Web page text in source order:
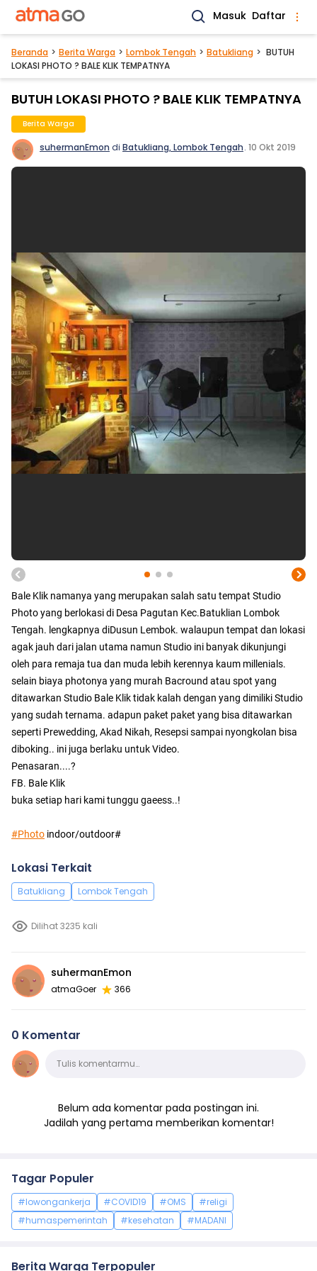
Masuk Daftar
Beranda Berita Warga Lombok Tengah Batukliang
BUTUH
LOKASI PHOTO ? BALE KLIK TEMPATNYA
BUTUH LOKASI PHOTO ? BALE KLIK TEMPATNYA
Berita Warga
suhermanEmon di Batukliang, Lombok Tengah. 10 Okt 2019
Bale Klik namanya yang merupakan salah satu tempat Studio
Photo yang berlokasi di Desa Pagutan Kec.Batuklian Lombok
Tengah. lengkapnya diDusun Lembok. walaupun tempat dan lokasi
agak jauh dari jalan utama namun Studio ini banyak dikunjungi
oleh para remaja tua dan muda lebih kerennya kaum millenials.
selain biaya photonya yang murah Bacround atau spot yang
ditawarkan Studio Bale Klik tidak kalah dengan yang dimiliki Studio
yang sudah ternama. adapun paket paket yang bisa ditawarkan
seperti Prewedding, Akad Nikah, Resepsi sampai nyongkolan bisa
diboking.. ini juga berlaku untuk Video.
Penasaran....?
FB. Bale Klik
buka setiap hari kami tunggu gaeess..!
#Photo indoor/outdoor#
Lokasi Terkait
Batukliang Lombok Tengah
Dilihat 3235 kali
suhermanEmon
atmaGoer 366
0 Komentar
KomentarTulis komentarmu…
Belum ada komentar pada postingan ini.
Jadilah yang pertama memberikan komentar!
Tagar Populer
#lowongankerja #COVID19 #OMS
#religi
#humaspemerintah
#kesehatan #MADANI
Berita Warga Terpopuler